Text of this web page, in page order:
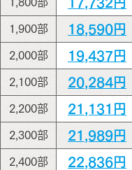
1,900部 18,590円
2,000部 19,437円
2,100部 20,284円
2,200部 21,131円
2,300部 21,989円
2,400部 22,836円